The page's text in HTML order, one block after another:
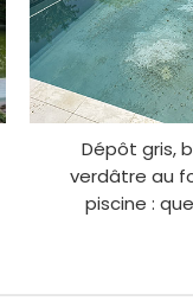
Dépôt gris,
verdâtre au
piscine :